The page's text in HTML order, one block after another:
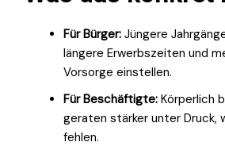
Für Bürger: Jüngere
längere Erwerbszeiten und
Vorsorge einstellen.
Für Beschäftigte: Körperlich
geraten stärker unter Druck,
fehlen.